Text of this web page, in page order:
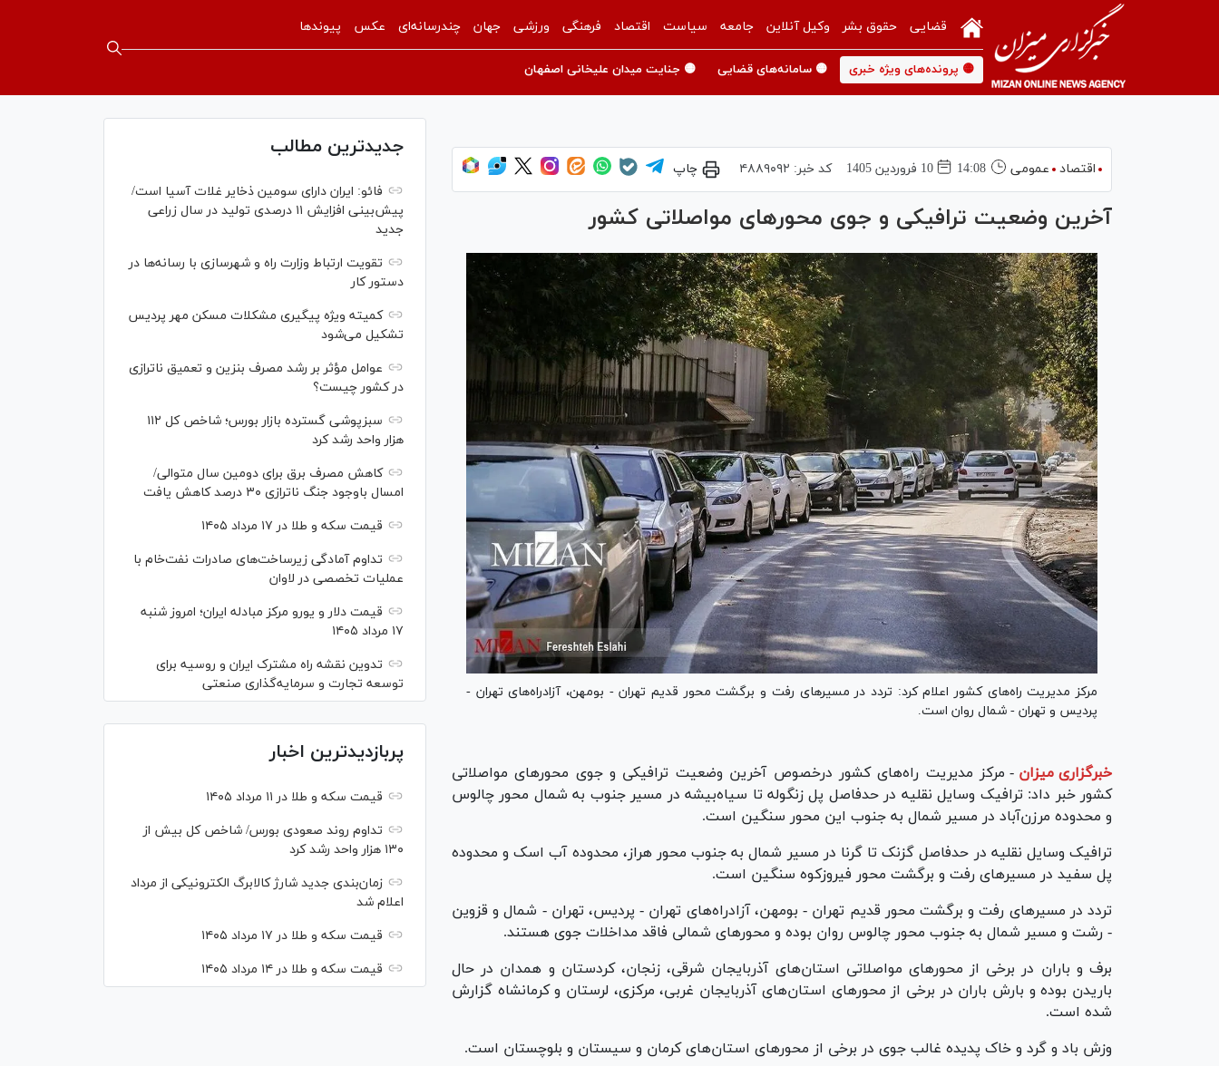
قضایی حقوق بشر وکیل آنلاین جامعه سیاست اقتصاد فرهنگی ورزشی جهان چندرسانه‌ای عکس پیوندها
🟡 پرونده‌های ویژه خبری 🟡 سامانه‌های قضایی 🟡 جنایت میدان علیخانی اصفهان
اقتصاد عمومی 14:08 10 فروردين 1405 کد خبر: ۴۸۸۹۰۹۲ چاپ
آخرین وضعیت ترافیکی و جوی محور‌های مواصلاتی کشور ‌
مرکز مدیریت راه‌های کشور اعلام کرد: تردد در مسیر‌های رفت و برگشت محور قدیم تهران - بومهن، آزادراه‌های تهران -
پردیس و تهران - شمال روان است.
خبرگزاری میزان - مرکز مدیریت راه‌های کشور درخصوص آخرین وضعیت ترافیکی و جوی محور‌های مواصلاتی
کشور خبر‌ داد: ترافیک وسایل نقلیه در حدفاصل پل زنگوله تا سیاه‌بیشه در مسیر جنوب به شمال محور چالوس
و محدوده مرزن‌آباد در مسیر شمال به جنوب این محور سنگین است.
ترافیک وسایل نقلیه در حدفاصل گزنک تا گرنا در مسیر شمال به جنوب محور هراز، محدوده آب اسک و محدوده
پل سفید در مسیر‌های رفت و برگشت محور فیروزکوه سنگین است.
تردد در مسیر‌های رفت و برگشت محور قدیم تهران - بومهن، آزادراه‌های تهران - پردیس، تهران - شمال و قزوین
- رشت و مسیر شمال به جنوب محور چالوس روان بوده و محور‌های شمالی فاقد مداخلات جوی هستند.
‌برف و باران در برخی از محور‌های مواصلاتی استان‌های آذربایجان شرقی، زنجان، کردستان و همدان در حال
باریدن بوده و بارش باران در برخی از محور‌های استان‌های آذربایجان غربی، مرکزی، لرستان و کرمانشاه گزارش
شده است.
‌وزش باد و گرد و خاک پدیده غالب جوی در برخی از محور‌های استان‌های کرمان و سیستان و بلوچستان است.
جدیدترین مطالب
فائو: ایران دارای سومین ذخایر غلات آسیا است/
پیش‌بینی افزایش ۱۱ درصدی تولید در سال زراعی
جدید
تقویت ارتباط وزارت راه و شهرسازی با رسانه‌ها در
دستور کار
کمیته ویژه پیگیری مشکلات مسکن مهر پردیس
تشکیل می‌شود
عوامل مؤثر بر رشد مصرف بنزین و تعمیق ناترازی
در کشور چیست؟
سبزپوشی گسترده بازار بورس؛ شاخص کل ۱۱۲
هزار واحد رشد کرد
کاهش مصرف برق برای دومین سال متوالی/
امسال باوجود جنگ ناترازی ۳۰ درصد کاهش یافت
قیمت سکه و طلا در ۱۷ مرداد ۱۴۰۵
تداوم آمادگی زیرساخت‌های صادرات نفت‌خام با
عملیات تخصصی در لاوان
قیمت دلار و یورو مرکز مبادله ایران؛ امروز شنبه
۱۷ مرداد ۱۴۰۵
تدوین نقشه راه مشترک ایران و روسیه برای
توسعه تجارت و سرمایه‌گذاری صنعتی
پربازدیدترین اخبار
قیمت سکه و طلا در ۱۱ مرداد ۱۴۰۵
تداوم روند صعودی بورس/ شاخص کل بیش از
۱۳۰ هزار واحد رشد کرد
زمان‌بندی جدید شارژ کالابرگ الکترونیکی از مرداد
اعلام شد
قیمت سکه و طلا در ۱۷ مرداد ۱۴۰۵
قیمت سکه و طلا در ۱۴ مرداد ۱۴۰۵